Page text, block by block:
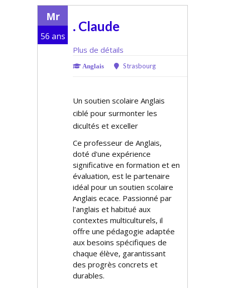
Mr
56 ans
. Claude
Plus de détails
Anglais Strasbourg
Un soutien scolaire Anglais
ciblé pour surmonter les
difficultés et exceller
Ce professeur de Anglais,
doté d'une expérience
significative en formation et en
évaluation, est le partenaire
idéal pour un soutien scolaire
Anglais efficace. Passionné par
l'anglais et habitué aux
contextes multiculturels, il
offre une pédagogie adaptée
aux besoins spécifiques de
chaque élève, garantissant
des progrès concrets et
durables.